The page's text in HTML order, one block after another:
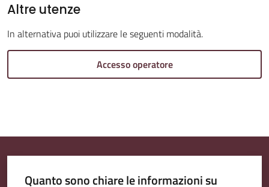
Tutti
Altre utenze
In alternativa puoi utilizzare le seguenti modalità.
Accesso operatore
Quanto sono chiare le informazioni su